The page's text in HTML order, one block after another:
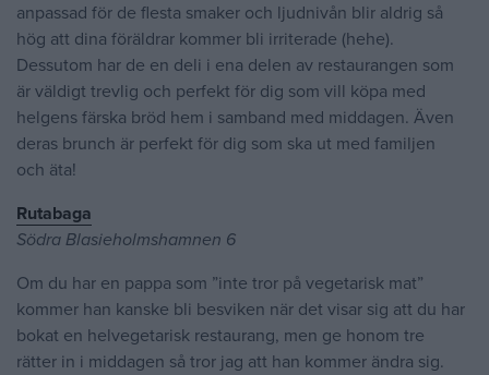
anpassad för de flesta smaker och ljudnivån blir aldrig så
hög att dina föräldrar kommer bli irriterade (hehe).
Dessutom har de en deli i ena delen av restaurangen som
är väldigt trevlig och perfekt för dig som vill köpa med
helgens färska bröd hem i samband med middagen. Även
deras brunch är perfekt för dig som ska ut med familjen
och äta!
Rutabaga
Södra Blasieholmshamnen 6
Om du har en pappa som ”inte tror på vegetarisk mat”
kommer han kanske bli besviken när det visar sig att du har
bokat en helvegetarisk restaurang, men ge honom tre
rätter in i middagen så tror jag att han kommer ändra sig.